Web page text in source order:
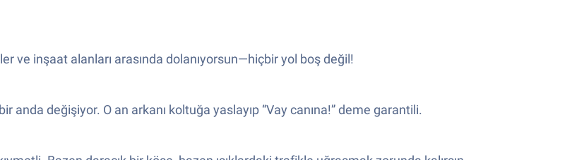
ve inşaat alanları arasında dolanıyorsun—hiçbir yol boş değil!
değişiyor. O an arkanı koltuğa yaslayıp “Vay canına!” deme garantili.